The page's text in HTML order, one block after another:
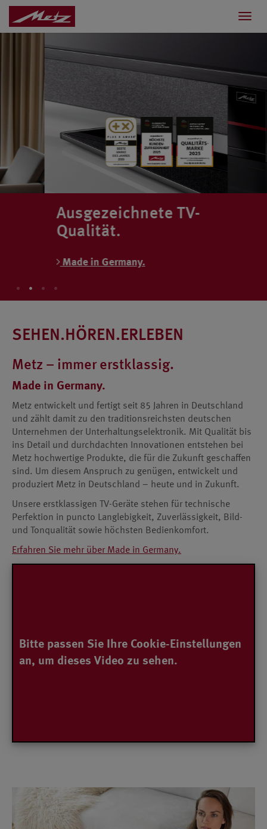
Ausgezeichnete TV-
Qualität.
Made in Germany.
SEHEN.HÖREN.ERLEBEN
Metz – immer erstklassig.
Made in Germany.
Metz entwickelt und fertigt seit 85 Jahren in Deutschland
und zählt damit zu den traditionsreichsten deutschen
Unternehmen der Unterhaltungselektronik. Mit Qualität bis
ins Detail und durchdachten Innovationen entstehen bei
Metz hochwertige Produkte, die für die Zukunft geschaffen
sind. Um diesem Anspruch zu genügen, entwickelt und
produziert Metz in Deutschland – heute und in Zukunft.
Unsere erstklassigen TV-Geräte stehen für technische
Perfektion in puncto Langlebigkeit, Zuverlässigkeit, Bild-
und Tonqualität sowie höchsten Bedienkomfort.
Erfahren Sie mehr über Made in Germany.
Bitte passen Sie Ihre Cookie-Einstellungen
an, um dieses Video zu sehen.